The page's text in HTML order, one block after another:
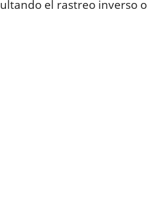
el rastreo inverso